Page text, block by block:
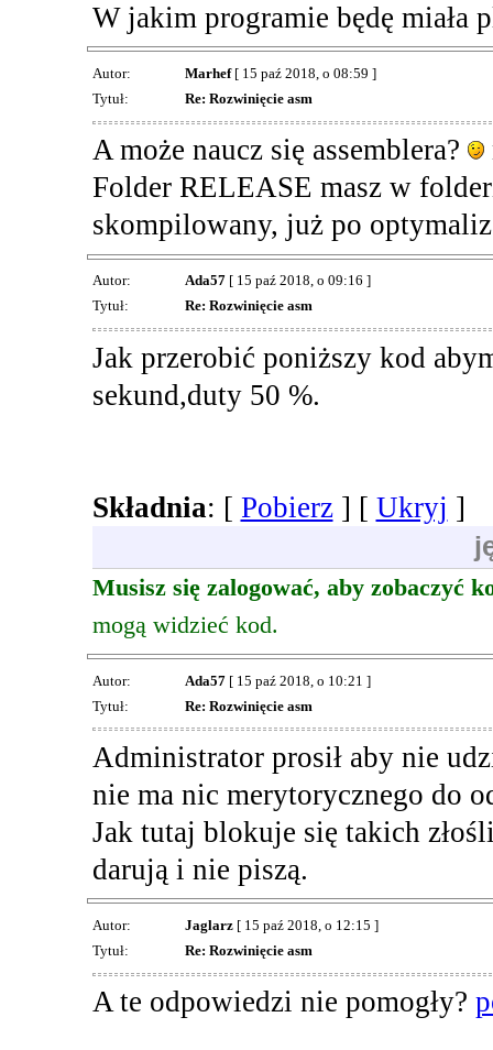
W jakim programie będę
Autor: Marhef[ 15 paź 2018, o 08:59 ]
Tytuł:
Re: Rozwinięcie asm
A może naucz się assemblera?
Folder RELEASE masz w
skompilowany, już po
Autor: Ada57[ 15 paź 2018, o 09:16 ]
Tytuł:
Re: Rozwinięcie asm
Jak przerobić poniższy kod
sekund,duty 50 %.
Składnia: [ Pobierz] [ Ukryj ]
Musisz się zalogować, aby zobaczyć
mogą widzieć kod.
Autor: Ada57[ 15 paź 2018, o 10:21 ]
Tytuł:
Re: Rozwinięcie asm
Administrator prosił aby nie
nie ma nic merytorycznego do
Jak tutaj blokuje się takich
darują i nie piszą.
Autor: Jaglarz[ 15 paź 2018, o 12:15 ]
Tytuł:
Re: Rozwinięcie asm
A te odpowiedzi nie pomogły?